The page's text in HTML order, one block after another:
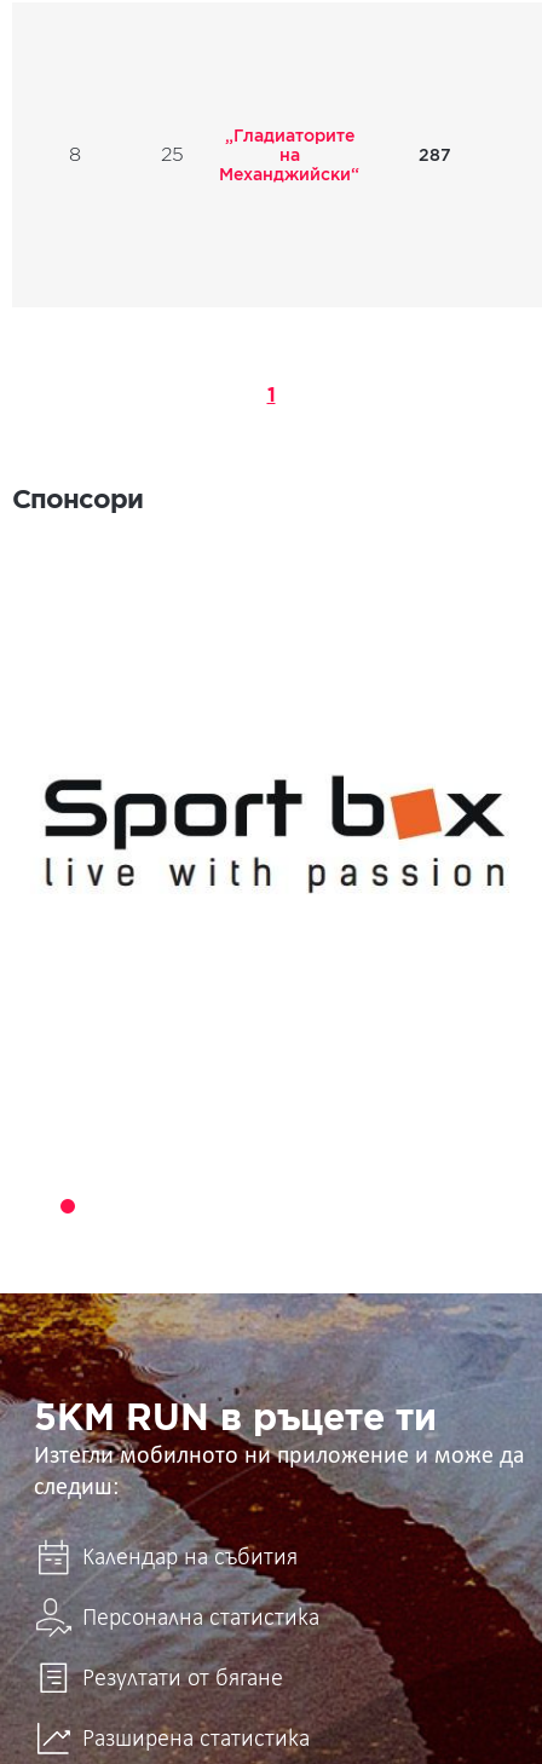
8 25
„Гладиаторите
на
Механджийски“
287
1
Спонсори
5KM
RUN
в
ръцете
ти 5KM RUN в ръцете ти
Изтегли мобилното ни приложение и може да
следиш:
Календар на събития
Персонална статистика
Резултати от бягане
Разширена статистика